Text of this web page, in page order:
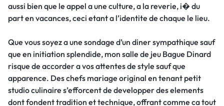
aussi bien que le appel a une culture, a la reverie, i� du
part en vacances, ceci etant a l’identite de chaque le lieu.
Que vous soyez a une sondage d’un diner sympathique sauf
que en initiation splendide, mon salle de jeu Bague Dinard
risque de accorder a vos attentes de style sauf que
apparence. Des chefs mariage original en tenant petit
studio culinaire s’efforcent de developper des elements
dont fondent tradition et technique, offrant comme ca tout